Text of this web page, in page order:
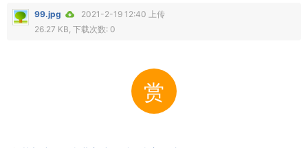
99.jpg
2021-2-19 12:40 上传
26.27 KB, 下载次数: 0
赏